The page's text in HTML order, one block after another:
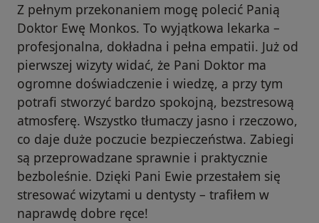
Z pełnym przekonaniem mogę polecić Panią
Doktor Ewę Monkos. To wyjątkowa lekarka –
profesjonalna, dokładna i pełna empatii. Już od
pierwszej wizyty widać, że Pani Doktor ma
ogromne doświadczenie i wiedzę, a przy tym
potrafi stworzyć bardzo spokojną, bezstresową
atmosferę. Wszystko tłumaczy jasno i rzeczowo,
co daje duże poczucie bezpieczeństwa. Zabiegi
są przeprowadzane sprawnie i praktycznie
bezboleśnie. Dzięki Pani Ewie przestałem się
stresować wizytami u dentysty – trafiłem w
naprawdę dobre ręce!